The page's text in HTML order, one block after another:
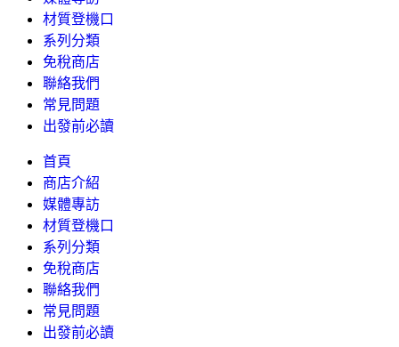
材質登機口
系列分類
免稅商店
聯絡我們
常見問題
出發前必讀
首頁
商店介紹
媒體專訪
材質登機口
系列分類
免稅商店
聯絡我們
常見問題
出發前必讀